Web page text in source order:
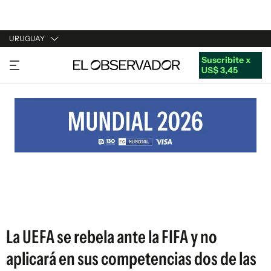
URUGUAY
URUGUAY
ARGENTINA
ESTADOS UNIDOS
Suscribite x
US$ 3,45
La UEFA se rebela ante la FIFA y no
aplicará en sus competencias dos de las